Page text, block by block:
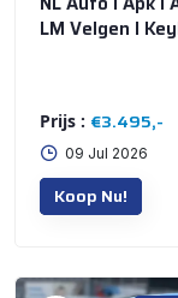
LM Velgen I
Prijs : €3.495,-
09 Jul 2026
Koop Nu!